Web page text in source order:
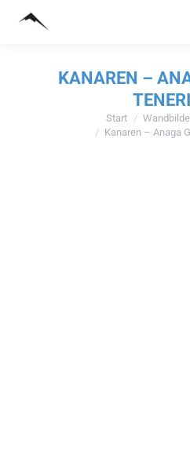
KANAREN –
Sie befinden sich hier:
Start
Kanaren – Anaga